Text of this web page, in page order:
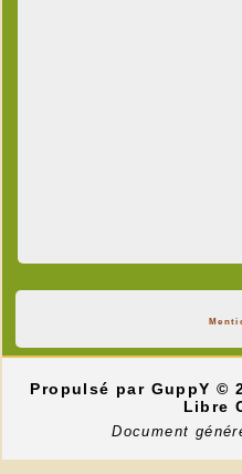
Propulsé par GuppY©
Libre
Document